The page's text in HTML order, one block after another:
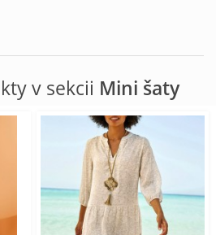
v sekcii Mini šaty